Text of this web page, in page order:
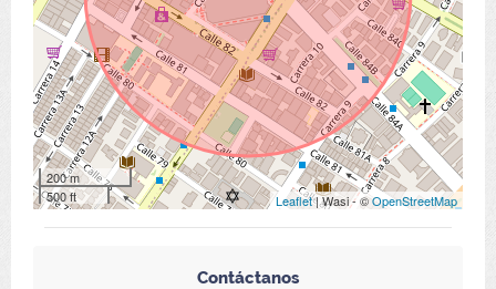
200 m
500 ft
Leaflet| Wasi - ©OpenStreetMap
Contáctanos